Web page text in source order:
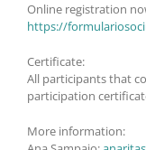
Online registration
https://
Certificate:
All participants that
participation
More information: